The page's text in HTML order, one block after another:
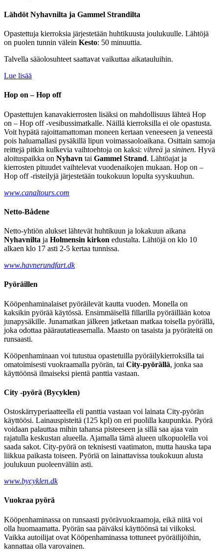
Lähdöt Nyhavnilta ja Gammel Strandilta
Opastettuja kierroksia järjestetään huhtikuusta joulukuulle. Lähtöjä
on puolen tunnin välein Kesto: 50 minuuttia.
Talvella sääolosuhteet saattavat vaikuttaa aikatauluihin.
Lue lisää
Hop on – Hop off
Opastettujen kanavakierrosten lisäksi on mahdollisuus lähteä Hop
on – Hop off -vesibussimatkalle. Näillä kierroksilla ei ole opastusta.
Voit hypätä rajoittamattoman moneen kertaan veneeseen ja veneestä
pois haluamallasi pysäkillä lipun voimassaoloaikana. Osittain samoja
reittejä pitkin kulkevia vaihtoehtoja on kaksi: vihreä ja sininen. Hyvä
aloituspaikka on Nyhavn tai Gammel Strand. Lähtöajat ja
kierrosten pituudet vaihtelevat vuodenaikojen mukaan. Hop on –
Hop off -risteilyjä järjestetään toukokuun lopulta syyskuuhun.
www.canaltours.com
Netto-Bådene
Netto-yhtiön alukset lähtevät huhtikuun ja lokakuun aikana
Nyhavnilta ja Holmensin kirkon edustalta. Lähtöjä on klo 10
alkaen klo 17 asti 2-5 kertaa tunnissa.
www.havnerundfart.dk
Pyöräillen
Kööpenhaminalaiset pyöräilevät kautta vuoden. Monella on
kaksikin pyörää käytössä. Ensimmäisellä fillarilla pyöräillään kotoa
junapysäkille. Junamatkan jälkeen jatketaan matkaa toisella pyörällä,
joka odottaa päärautatieasemalla. Maasto on tasaista ja pyöräteitä on
runsaasti.
Kööpenhaminaan voi tutustua opastetuilla pyöräilykierroksilla tai
omatoimisesti vuokraamalla pyörän, tai City-pyörällä, jonka saa
käyttöönsä ilmaiseksi pientä panttia vastaan.
City -pyörä (Bycyklen)
Ostoskärryperiaatteella eli panttia vastaan voi lainata City-pyörän
käyttöösi. Lainauspisteitä (125 kpl) on eri puolilla kaupunkia. Pyörä
voidaan palauttaa mihin tahansa pisteeseen ja sillä saa ajaa vain
rajatulla keskustan alueella. Ajamalla tämä alueen ulkopuolella voi
saada sakot. City-pyörä on teknisesti vaatimaton, mutta hauska tapa
liikkua paikasta toiseen. Pyöriä on lainattavissa toukokuun alusta
joulukuun puoleenväliin asti.
www.bycyklen.dk
Vuokraa pyörä
Kööpenhaminassa on runsaasti pyörävuokraamoja, eikä niitä voi
olla huomaamatta. Pyörän saa päiväksi käyttöönsä tai viikoksi.
Vaikka autoilijat ovat Kööpenhaminassa tottuneet pyöräilijöihin,
kannattaa olla varovainen.